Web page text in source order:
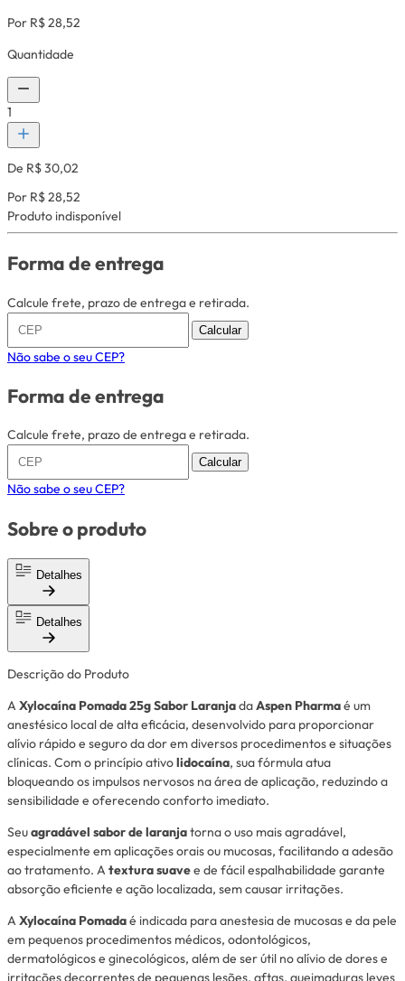
Por R$ 28,52
Quantidade
1
De R$ 30,02
Por R$ 28,52
Produto indisponível
Forma de entrega
Calcule frete, prazo de entrega e retirada.
Calcular
Não sabe o seu CEP?
Forma de entrega
Calcule frete, prazo de entrega e retirada.
Calcular
Não sabe o seu CEP?
Sobre o produto
Detalhes
Detalhes
Descrição do Produto
A Xylocaína Pomada 25g Sabor LaranjadaAspen Pharmaé um
anestésico local de alta eficácia, desenvolvido para proporcionar
alívio rápido e seguro da dor em diversos procedimentos e situações
clínicas. Com o princípio ativolidocaína, sua fórmula atua
bloqueando os impulsos nervosos na área de aplicação, reduzindo a
sensibilidade e oferecendo conforto imediato.
Seuagradável sabor de laranjatorna o uso mais agradável,
especialmente em aplicações orais ou mucosas, facilitando a adesão
ao tratamento. A textura suavee de fácil espalhabilidade garante
absorção eficiente e ação localizada, sem causar irritações.
A Xylocaína Pomadaé indicada para anestesia de mucosas e da pele
em pequenos procedimentos médicos, odontológicos,
dermatológicos e ginecológicos, além de ser útil no alívio de dores e
irritações decorrentes de pequenas lesões, aftas, queimaduras leves